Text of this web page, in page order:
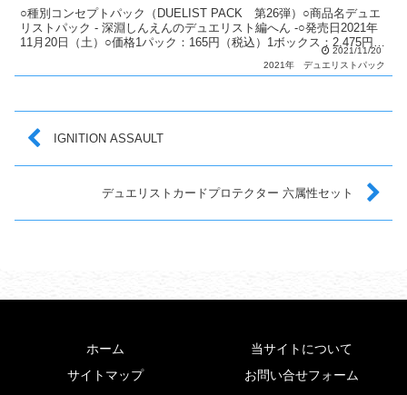
○種別コンセプトパック（DUELIST PACK 第26弾）○商品名デュエ
リストパック - 深淵しんえんのデュエリスト編へん -○発売日2021年
11月20日（土）○価格1パック：165円（税込）1ボックス：2,475円
2021/11/20
2021年
デュエリストパック
IGNITION ASSAULT
デュエリストカードプロテクター 六属性セット
ホーム
当サイトについて
サイトマップ
お問い合せフォーム